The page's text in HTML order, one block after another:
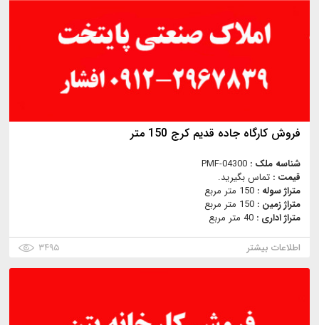
فروش کارگاه جاده قدیم کرج 150 متر
شناسه ملک : PMF-04300
قیمت : تماس بگیرید.
متراژ سوله : 150 متر مربع
متراژ زمین : 150 متر مربع
متراژ اداری : 40 متر مربع
اطلاعات بیشتر
۳۴۹۵